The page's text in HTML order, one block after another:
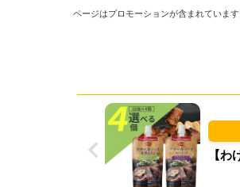
ページはプロモーションが含まれています
【わけ